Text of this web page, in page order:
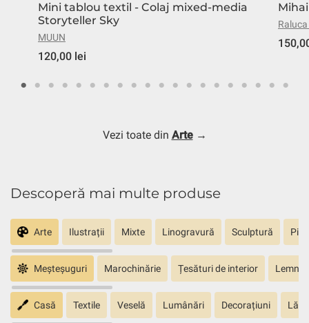
Mini tablou textil - Colaj mixed-media
Storyteller Sky
MUUN
120,00 lei
Vezi toate din Arte→
Descoperă mai multe produse
Arte Ilustrații Mixte Linogravură Sculptură
Meșteșuguri Marochinărie Țesături de interior Lemn
Casă Textile Veselă Lumânări Decorațiuni